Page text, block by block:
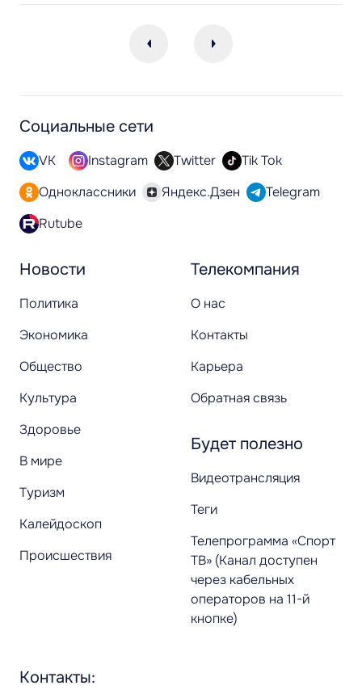
Новости
Политика
Экономика
Общество
Культура
Здоровье
В мире
Туризм
Калейдоскоп
Происшествия
Телекомпания
О нас
Контакты
Карьера
Обратная связь
Будет полезно
Видеотрансляция
Теги
Телепрограмма «Спорт
ТВ» (Канал доступен
через кабельных
операторов на 11-й
кнопке)
Социальные сети
VK Instagram Twitter
Tik Tok
Одноклассники
Яндекс.Дзен
Telegram
Rutube
Контакты: